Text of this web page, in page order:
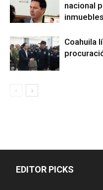
nacional
inmuebles
Coahuila
EDITOR PICKS